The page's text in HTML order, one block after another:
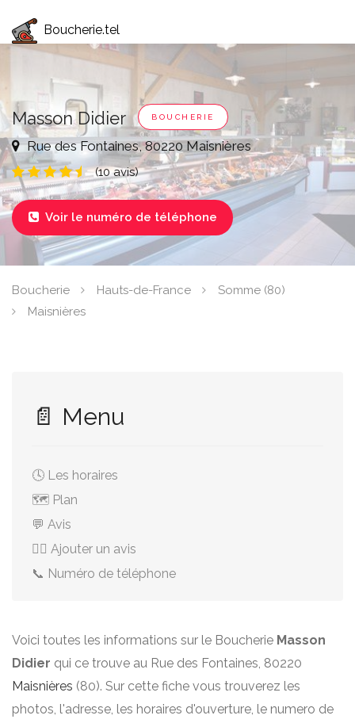
Boucherie.tel
Masson Didier BOUCHERIE
Rue des Fontaines, 80220 Maisnières
(10 avis)
 Voir le numéro de téléphone
Boucherie Hauts-de-France
Somme (80)
Maisnières
📄 Menu
🕓 Les horaires
🗺️ Plan
💬 Avis
✍🏻 Ajouter un avis
📞 Numéro de téléphone
Voici toutes les informations sur le Boucherie Masson
Didier qui ce trouve au Rue des Fontaines, 80220
Maisnières (80). Sur cette fiche vous trouverez les
photos, l'adresse, les horaires d'ouverture, le numero de